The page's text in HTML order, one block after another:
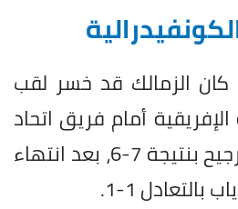
الزمالك قد خسر لقب
أمام فريق اتحاد
العاصمة بركلات الترجيح بنتيجة 7-6، بعد انتهاء
1-1.